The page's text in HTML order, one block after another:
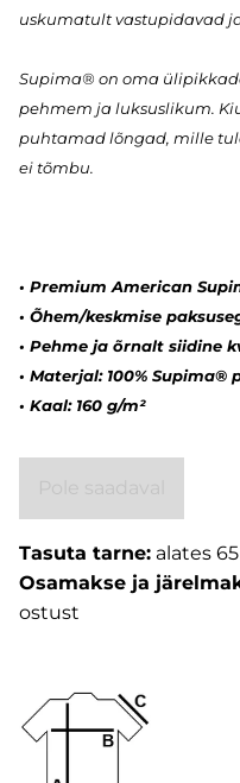
uskumatult vastupidavad
Supima® on oma
pehmem ja luksuslikum.
puhtamad lõngad, mille
ei tõmbu.
• Premium American
• Õhem/keskmise
• Pehme ja õrnalt siidine
• Materjal: 100% Supima®
• Kaal: 160 g/m²
Tasuta tarne: alates
Osamakse ja
ostust